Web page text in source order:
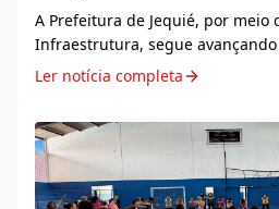
A Prefeitura de Jequié, por meio
Infraestrutura, segue
ponte que está sendo executada
canal pluvial que está com obras
Ler notícia completa